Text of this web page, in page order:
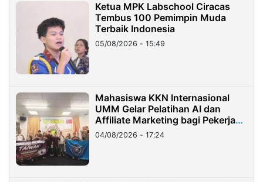
Ketua MPK Labschool Ciracas
Tembus 100 Pemimpin Muda
Terbaik Indonesia
05/08/2026 - 15:49
Mahasiswa KKN Internasional
UMM Gelar Pelatihan AI dan
Affiliate Marketing bagi Pekerja
Migran Indonesia di Taiwan
04/08/2026 - 17:24